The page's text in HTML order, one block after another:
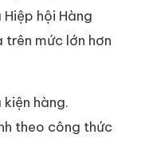
hội Hàng
trên mức lớn hơn
kiện hàng.
theo công thức